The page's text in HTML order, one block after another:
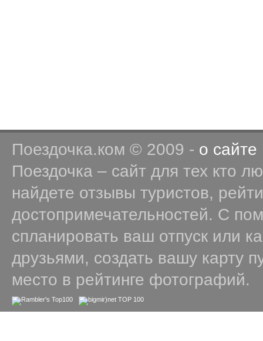
Поездочка.ком © 2009 - о сайте
Поездочка – сайт для тех кто
найдете отзывы туристов,
достопримечательностей. С
спланировать ваш отпуск или
друзьями, создать вашу карту
место в рейтинге фотографий.